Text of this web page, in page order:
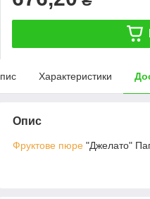
Характеристики
Опис
Фруктове пюре "Джелато"